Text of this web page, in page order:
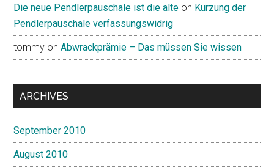
Die neue Pendlerpauschale ist die alte on Kürzung der
Pendlerpauschale verfassungswidrig
tommy onAbwrackprämie – Das müssen Sie wissen
ARCHIVES
September 2010
August 2010